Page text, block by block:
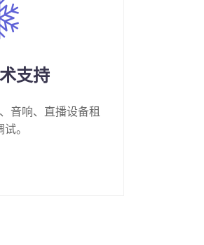
支持
音响、直播设备租
。